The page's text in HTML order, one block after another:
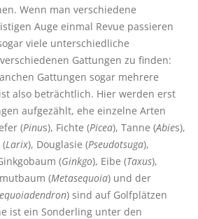
Wenn man verschiedene
Auge einmal Revue passieren
viele unterschiedliche
Gattungen zu finden:
Gattungen sogar mehrere
also beträchtlich. Hier werden erst
aufgezählt, ehe einzelne Arten
(Pinus), Fichte (Picea), Tanne (Abies),
(Larix), Douglasie (Pseudotsuga),
(Ginkgo), Eibe (Taxus),
(Metasequoia) und der
) sind auf Golfplätzen
ist ein Sonderling unter den